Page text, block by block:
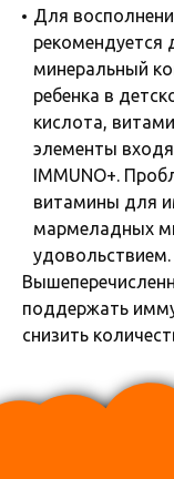
Для
рекомендуется
минеральный
ребенка в
кислота,
элементы
IMMUNO+.
витамины для
мармеладных
удовольствием.
поддержать
снизить